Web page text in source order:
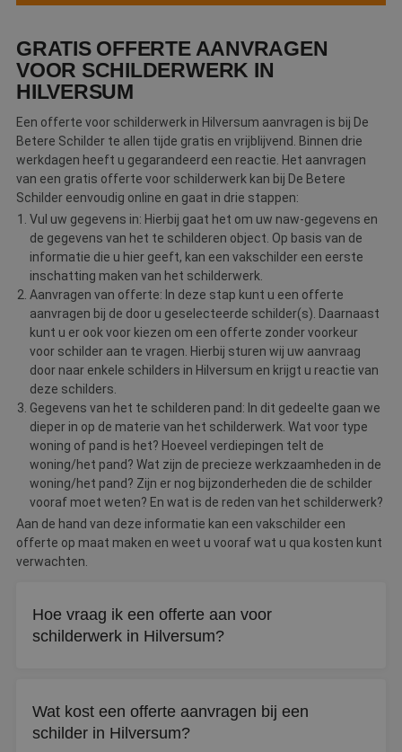
GRATIS OFFERTE AANVRAGEN
VOOR SCHILDERWERK IN
HILVERSUM
Een offerte voor schilderwerk in Hilversum aanvragen is bij De
Betere Schilder te allen tijde gratis en vrijblijvend. Binnen drie
werkdagen heeft u gegarandeerd een reactie. Het aanvragen
van een gratis offerte voor schilderwerk kan bij De Betere
Schilder eenvoudig online en gaat in drie stappen:
Vul uw gegevens in: Hierbij gaat het om uw naw-gegevens en
de gegevens van het te schilderen object. Op basis van de
informatie die u hier geeft, kan een vakschilder een eerste
inschatting maken van het schilderwerk.
Aanvragen van offerte: In deze stap kunt u een offerte
aanvragen bij de door u geselecteerde schilder(s). Daarnaast
kunt u er ook voor kiezen om een offerte zonder voorkeur
voor schilder aan te vragen. Hierbij sturen wij uw aanvraag
door naar enkele schilders in Hilversum en krijgt u reactie van
deze schilders.
Gegevens van het te schilderen pand: In dit gedeelte gaan we
dieper in op de materie van het schilderwerk. Wat voor type
woning of pand is het? Hoeveel verdiepingen telt de
woning/het pand? Wat zijn de precieze werkzaamheden in de
woning/het pand? Zijn er nog bijzonderheden die de schilder
vooraf moet weten? En wat is de reden van het schilderwerk?
Aan de hand van deze informatie kan een vakschilder een
offerte op maat maken en weet u vooraf wat u qua kosten kunt
verwachten.
Hoe vraag ik een offerte aan voor
schilderwerk in Hilversum?
werkdagen neemt een schilder contact met u op.
Wat kost een offerte aanvragen bij een
schilder in Hilversum?